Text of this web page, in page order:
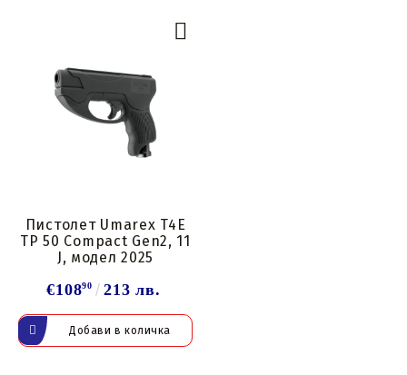
Пистолет Umarex T4E
TP 50 Compact Gen2, 11
J, модел 2025
€10890 213 лв.